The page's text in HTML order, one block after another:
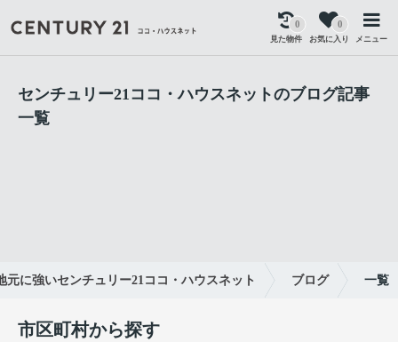
0
見た物件
0
お気に入り メニュー
センチュリー21ココ・ハウスネットのブログ記事
一覧
に強いセンチュリー21ココ・ハウスネット ブログ 一覧
市区町村から探す